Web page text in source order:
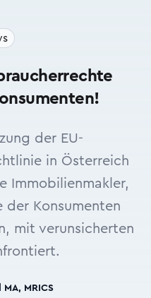
der EU-
in Österreich
Immobilienmakler,
der Konsumenten
mit verunsicherten
MRICS